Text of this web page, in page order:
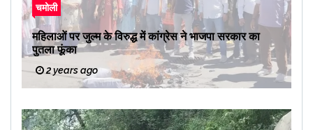
चमोली
महिलाओं पर जुल्म के विरुद्ध में कांग्रेस ने भाजपा सरकार का
पुतला फूंका
2 years ago